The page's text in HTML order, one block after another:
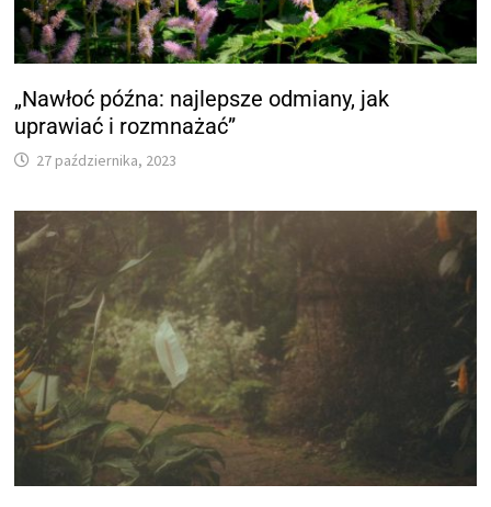
„Nawłoć późna: najlepsze odmiany, jak
uprawiać i rozmnażać”
27 października, 2023